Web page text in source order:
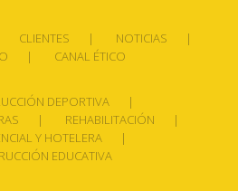
CLIENTES
NOTICIAS
CANAL ÉTICO
DEPORTIVA
REHABILITACIÓN
Y HOTELERA
EDUCATIVA